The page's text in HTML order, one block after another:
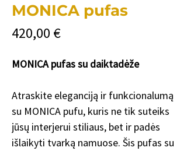
MONICA pufas
420,00 €Price
MONICA pufas su daiktadėže
Atraskite eleganciją ir funkcionalumą
su MONICA pufu, kuris ne tik suteiks
jūsų interjerui stiliaus, bet ir padės
išlaikyti tvarką namuose. Šis pufas su